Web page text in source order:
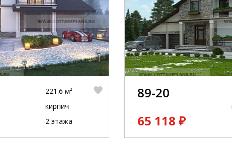
221.6 м²
кирпич
2 этажа
89-20
65 118 ₽